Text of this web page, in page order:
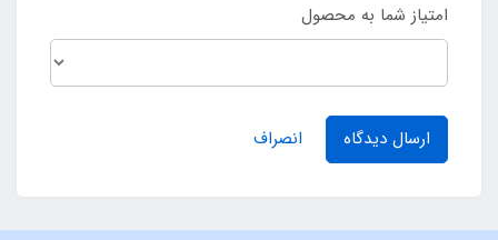
امتیاز شما به محصول
ارسال دیدگاه انصراف